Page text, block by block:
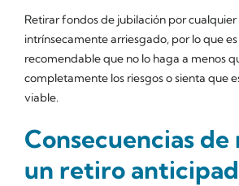
Retirar fondos de jubilación por
intrínsecamente arriesgado, por lo que
recomendable que no lo haga a menos
completamente los riesgos o sienta que
viable.
Consecuencias
un retiro